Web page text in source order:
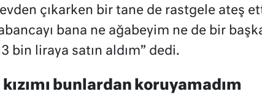
çıkarken bir tane de rastgele ateş
bana ne ağabeyim ne de bir
bin liraya satın aldım” dedi.
kızımı bunlardan koruyamadım